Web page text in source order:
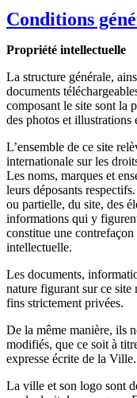
Conditions
Propriété intellectuelle
La structure générale,
documents
composant le site sont la
des photos et illustrations
L’ensemble de ce site
internationale sur les
Les noms, marques et
leurs déposants
ou partielle, du site, des
informations qui y
constitue une
intellectuelle.
Les documents,
nature figurant sur ce site
fins strictement privées.
De la même manière, ils
modifiés, que ce soit à
expresse écrite de la Ville.
La ville et son logo sont